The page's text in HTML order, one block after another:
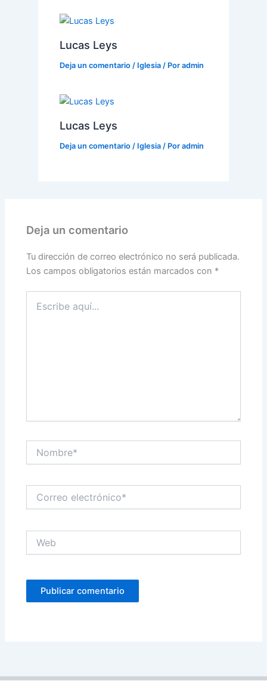
Lucas Leys
Deja un comentario / Iglesia / Por admin
Lucas Leys
Deja un comentario / Iglesia / Por admin
Deja un comentario
Tu dirección de correo electrónico no será publicada.
Los campos obligatorios están marcados con *
aquí...
electrónico*